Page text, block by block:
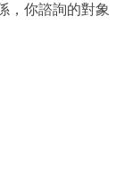
，你諮詢的對象